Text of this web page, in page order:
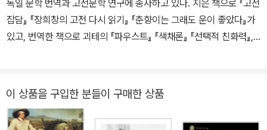
궁정의 여관 샤로테 폰 슈타인 부인과의 정신적 교류 영향으로 질풍
노도기의 과도한 격정에서 벗어나 조화와 중용을 지향함으로써 좀 더
원숙한 문학 세계로 들어선다. 그 밖에 괴테는 지질학, 광물학, 해부
아에서 고대 그리스와 로마의 예술을 접한 괴테는 이성과 감성을 조
화시키고 중용을 지키며 교양을 갖춘 원숙한 인간상을 절제된 언어와
짜임새 있는 형식으로 표현하려는 고전주의 문학관을 확립한다. 이탈
독일 문학 번역과 고전문학 연구에 종사하고 있다. 지은 책으로 『고전
잡담』 『장희창의 고전 다시 읽기』 『춘향이는 그래도 운이 좋았다』가
있고, 번역한 책으로 괴테의 『파우스트』 『색채론』 『선택적 친화력』,
이야기』 『유한함에 관하여』, 후고 프리드리히의 『현대시의 구조』, 안
의 『미학사 입문』, 크빈트 부흐홀츠의 『책그림책』, 레마르크의 『개선
이 상품을 구입한 분들이 구매한 상품